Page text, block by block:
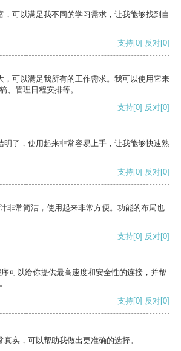
，可以满足我不同的学习需求，让我能够找到自
支持[0] 反对[0]
，可以满足我所有的工作需求。我可以使用它来
、管理日程安排等。
支持[0] 反对[0]
明了，使用起来非常容易上手，让我能够快速熟
支持[0] 反对[0]
非常简洁，使用起来非常方便。功能的布局也
支持[0] 反对[0]
可以给你提供最高速度和安全性的连接，并帮
支持[0] 反对[0]
实，可以帮助我做出更准确的选择。